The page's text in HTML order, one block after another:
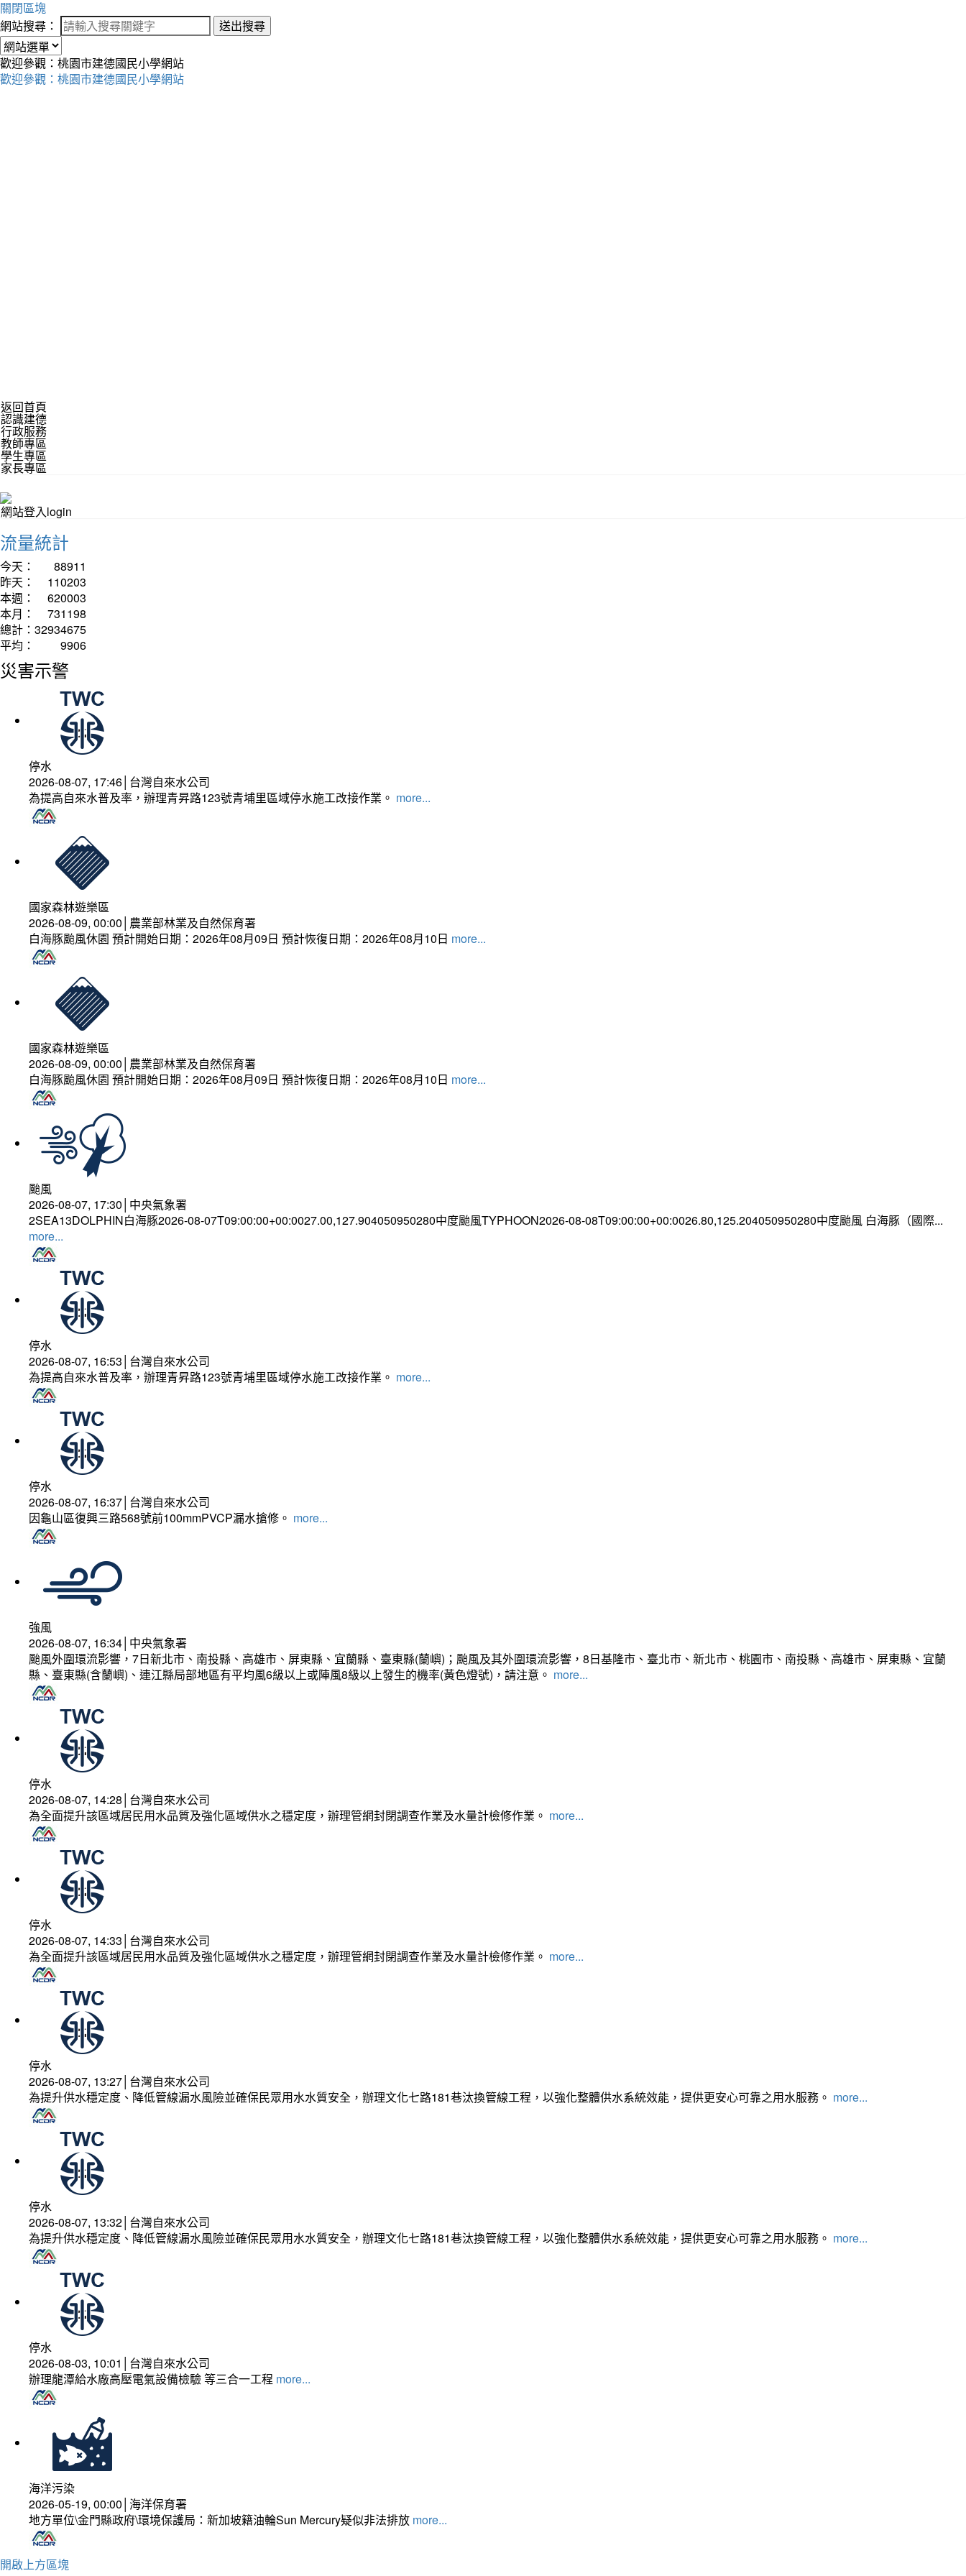
關閉區塊
網站搜尋：
送出搜尋
歡迎參觀：桃園市建德國民小學網站
歡迎參觀：桃園市建德國民小學網站
返回首頁
認識建德
行政服務
教師專區
學生專區
家長專區
網站登入login
流量統計
今天：
88911
昨天：
110203
本週：
620003
本月：
731198
總計： 32934675
平均：
9906
災害示警
停水
2026-08-07, 17:46│台灣自來水公司
為提高自來水普及率，辦理青昇路123號青埔里區域停水施工改接作業。 more...
國家森林遊樂區
2026-08-09, 00:00│農業部林業及自然保育署
白海豚颱風休園 預計開始日期：2026年08月09日 預計恢復日期：2026年08月10日 more...
國家森林遊樂區
2026-08-09, 00:00│農業部林業及自然保育署
白海豚颱風休園 預計開始日期：2026年08月09日 預計恢復日期：2026年08月10日 more...
颱風
2026-08-07, 17:30│中央氣象署
2SEA13DOLPHIN白海豚2026-08-07T09:00:00+00:0027.00,127.904050950280中度颱風TYPHOON2026-08-08T09:00:00+00:0026.80,125.204050950280中度颱風 白海豚（國際...
more...
停水
2026-08-07, 16:53│台灣自來水公司
為提高自來水普及率，辦理青昇路123號青埔里區域停水施工改接作業。 more...
停水
2026-08-07, 16:37│台灣自來水公司
因龜山區復興三路568號前100mmPVCP漏水搶修。 more...
強風
2026-08-07, 16:34│中央氣象署
颱風外圍環流影響，7日新北市、南投縣、高雄市、屏東縣、宜蘭縣、臺東縣(蘭嶼)；颱風及其外圍環流影響，8日基隆市、臺北市、新北市、桃園市、南投縣、高雄市、屏東縣、宜蘭
縣、臺東縣(含蘭嶼)、連江縣局部地區有平均風6級以上或陣風8級以上發生的機率(黃色燈號)，請注意。 more...
停水
2026-08-07, 14:28│台灣自來水公司
為全面提升該區域居民用水品質及強化區域供水之穩定度，辦理管網封閉調查作業及水量計檢修作業。 more...
停水
2026-08-07, 14:33│台灣自來水公司
為全面提升該區域居民用水品質及強化區域供水之穩定度，辦理管網封閉調查作業及水量計檢修作業。 more...
停水
2026-08-07, 13:27│台灣自來水公司
為提升供水穩定度、降低管線漏水風險並確保民眾用水水質安全，辦理文化七路181巷汰換管線工程，以強化整體供水系統效能，提供更安心可靠之用水服務。 more...
停水
2026-08-07, 13:32│台灣自來水公司
為提升供水穩定度、降低管線漏水風險並確保民眾用水水質安全，辦理文化七路181巷汰換管線工程，以強化整體供水系統效能，提供更安心可靠之用水服務。 more...
停水
2026-08-03, 10:01│台灣自來水公司
辦理龍潭給水廠高壓電氣設備檢驗 等三合一工程 more...
海洋污染
2026-05-19, 00:00│海洋保育署
地方單位\金門縣政府\環境保護局：新加坡籍油輪Sun Mercury疑似非法排放 more...
開啟上方區塊